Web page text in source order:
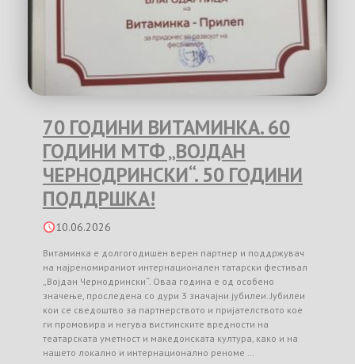
70 ГОДИНИ ВИТАМИНКА. 60
ГОДИНИ МТФ „ВОЈДАН
ЧЕРНОДРИНСКИ“. 50 ГОДИНИ
ПОДДРШКА!
10.06.2026
Витаминка е долгогодишен верен партнер и поддржувач
на најреномираниот интернационален татарски фестивал
„Војдан Чернодрински“. Оваа година е од особено
значење, проследена со дури 3 значајни јубилеи. Јубилеи
кои се сведоштво за партнерството и пријателството кое
ги промовира и негува вистинските вредности на
театарската уметност и македонската култура, како и на
нашето локално и интернационално реноме …